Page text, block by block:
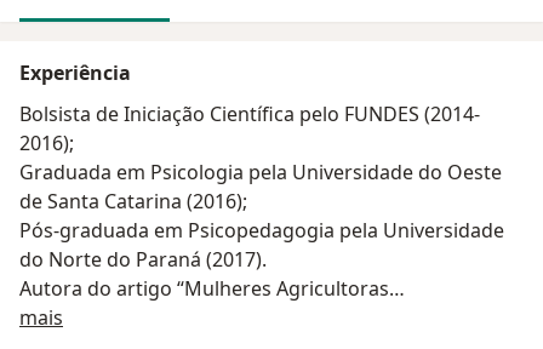
Experiência
Bolsista de Iniciação Científica pelo FUNDES (2014-
2016);
Graduada em Psicologia pela Universidade do Oeste
de Santa Catarina (2016);
Pós-graduada em Psicopedagogia pela Universidade
do Norte do Paraná (2017).
Autora do artigo “Mulheres Agricultoras
Contemporâneas: Uma Questão de Gênero”,
mais